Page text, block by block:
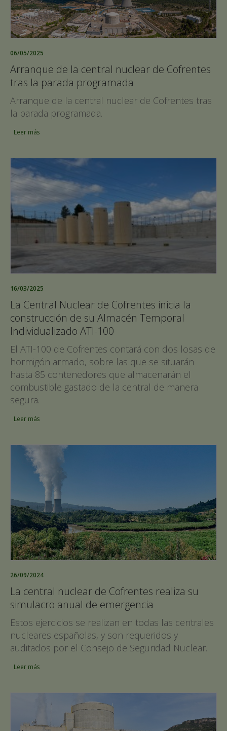
06/05/2025
Arranque de la central nuclear de Cofrentes
tras la parada programada
Arranque de la central nuclear de Cofrentes tras
la parada programada.
Leer más
16/03/2025
La Central Nuclear de Cofrentes inicia la
construcción de su Almacén Temporal
Individualizado ATI-100
El ATI-100 de Cofrentes contará con dos losas de
hormigón armado, sobre las que se situarán
hasta 85 contenedores que almacenarán el
combustible gastado de la central de manera
segura.
Leer más
26/09/2024
La central nuclear de Cofrentes realiza su
simulacro anual de emergencia
Estos ejercicios se realizan en todas las centrales
nucleares españolas, y son requeridos y
auditados por el Consejo de Seguridad Nuclear.
Leer más